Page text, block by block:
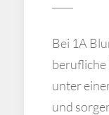
Bei 1A
berufliche
unter
und